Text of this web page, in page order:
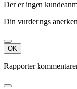
Der er ingen
Din vurderings
OK
Rapporter